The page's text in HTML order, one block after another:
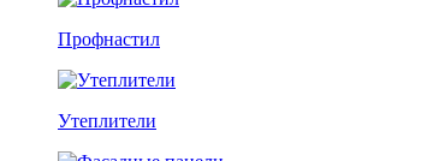
Профнастил
Утеплители